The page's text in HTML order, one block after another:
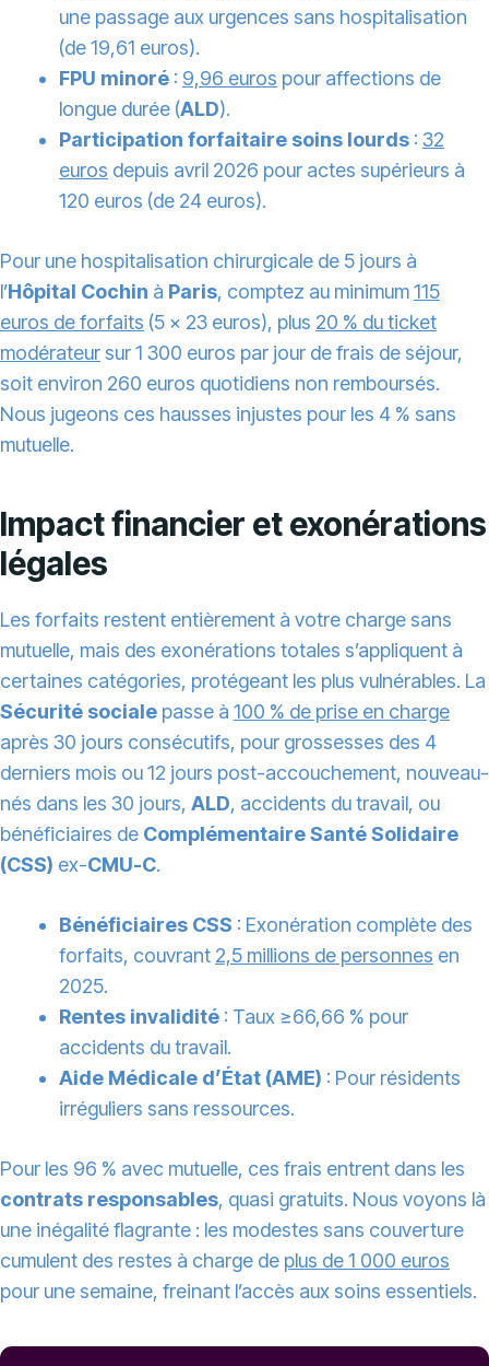
une passage aux urgences sans hospitalisation
(de 19,61 euros).
FPU minoré : 9,96 euros pour affections de
longue durée (ALD).
Participation forfaitaire soins lourds : 32
euros depuis avril 2026 pour actes supérieurs à
120 euros (de 24 euros).
Pour une hospitalisation chirurgicale de 5 jours à
l’Hôpital Cochin à Paris, comptez au minimum115
euros de forfaits (5 × 23 euros), plus 20 % du ticket
modérateur sur 1 300 euros par jour de frais de séjour,
soit environ 260 euros quotidiens non remboursés.
Nous jugeons ces hausses injustes pour les 4 % sans
mutuelle.
Impact financier et exonérations
légales
Les forfaits restent entièrement à votre charge sans
mutuelle, mais des exonérations totales s’appliquent à
certaines catégories, protégeant les plus vulnérables. La
Sécurité sociale passe à 100 % de prise en charge
après 30 jours consécutifs, pour grossesses des 4
derniers mois ou 12 jours post-accouchement, nouveau-
nés dans les 30 jours, ALD, accidents du travail, ou
bénéficiaires de Complémentaire Santé Solidaire
(CSS) ex-CMU-C.
Bénéficiaires CSS : Exonération complète des
forfaits, couvrant 2,5 millions de personnes en
2025.
Rentes invalidité : Taux ≥66,66 % pour
accidents du travail.
Aide Médicale d’État (AME) : Pour résidents
irréguliers sans ressources.
Pour les 96 % avec mutuelle, ces frais entrent dans les
contrats responsables, quasi gratuits. Nous voyons là
une inégalité flagrante : les modestes sans couverture
cumulent des restes à charge de plus de 1 000 euros
pour une semaine, freinant l’accès aux soins essentiels.